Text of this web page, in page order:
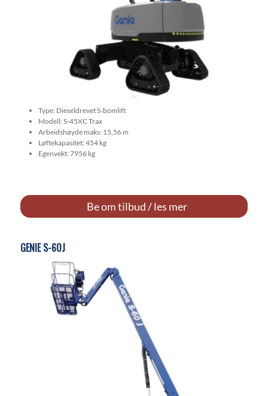
Type: Dieseldrevet S-bomlift
Modell: S-45XC Trax
Arbeidshøyde maks: 15,56 m
Løftekapasitet: 454 kg
Egenvekt: 7956 kg
Be om tilbud / les mer
GENIE S-60J